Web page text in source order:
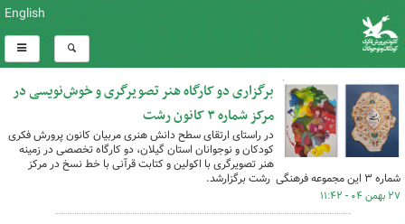
English
برگزاری دو کارگاه هنر تصویرگری و خوش‌نویسی در
مرکز شماره ۳ کانون رشت
در راستای ارتقای سطح دانش هنری مربیان کانون پرورش فکری
کودکان و نوجوانان استان گیلان، دو کارگاه تخصصی در زمینه
هنر تصویرگری با اکولین و کتابت قرآنی با خط نسخ در مرکز
شماره ۳ این مجموعه فرهنگی رشت برگزارشد.
۲۷ بهمن ۰۴ - ۱۱:۴۲